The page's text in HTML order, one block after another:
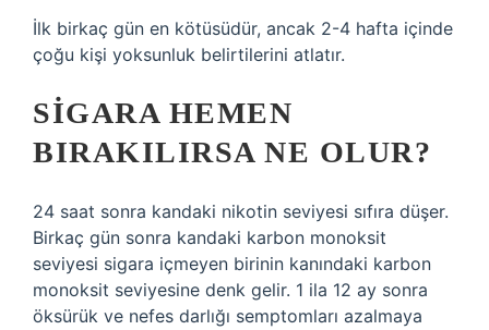
İlk birkaç gün en kötüsüdür, ancak 2-4 hafta içinde
çoğu kişi yoksunluk belirtilerini atlatır.
SIGARA HEMEN
BIRAKILIRSA NE OLUR?
24 saat sonra kandaki nikotin seviyesi sıfıra düşer.
Birkaç gün sonra kandaki karbon monoksit
seviyesi sigara içmeyen birinin kanındaki karbon
monoksit seviyesine denk gelir. 1 ila 12 ay sonra
öksürük ve nefes darlığı semptomları azalmaya